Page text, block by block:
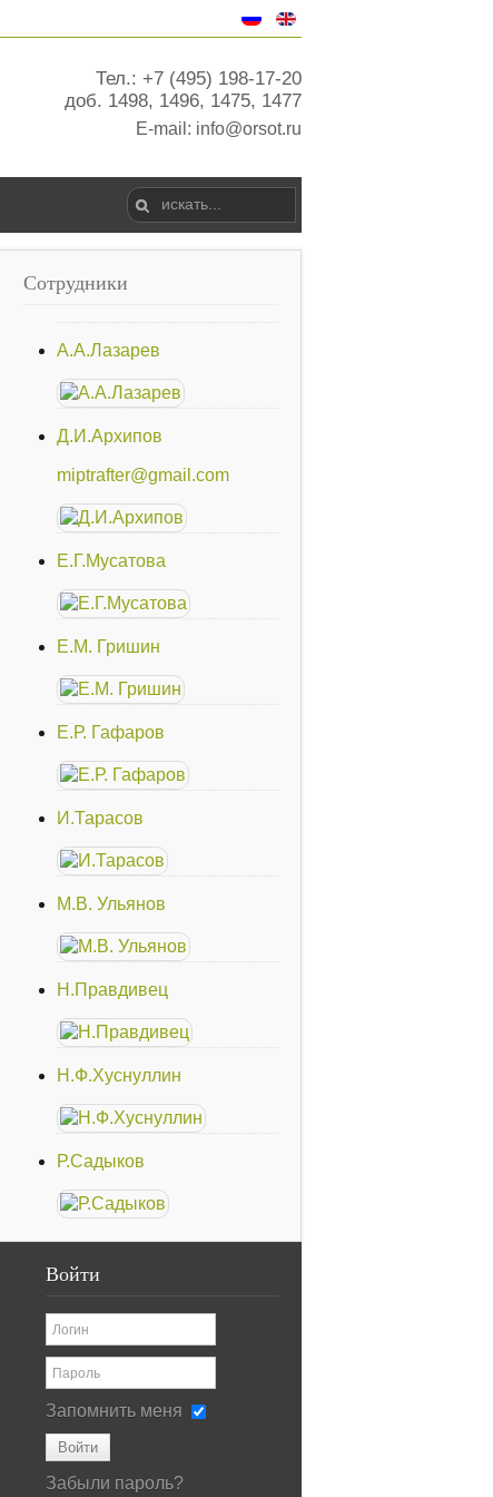
Тел.: +7 (495) 198-17-20
доб. 1498, 1496, 1475, 1477
E-mail: info@orsot.ru
Сотрудники
А.А.Лазарев
Д.И.Архипов
miptrafter@gmail.com
Е.Г.Мусатова
Е.М. Гришин
Е.Р. Гафаров
И.Тарасов
М.В. Ульянов
Н.Правдивец
Н.Ф.Хуснуллин
Р.Садыков
Войти
Запомнить меня
Войти
Забыли пароль?